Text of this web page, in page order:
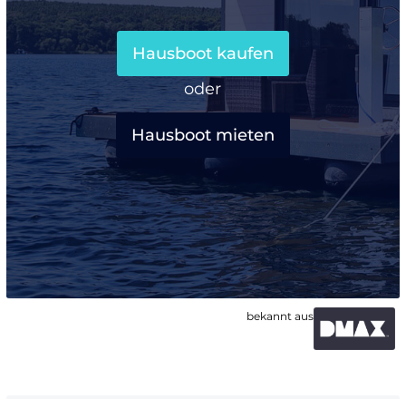
Hausboot kaufen
oder
Hausboot mieten
bekannt aus